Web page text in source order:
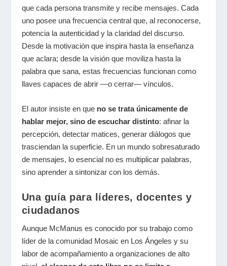
que cada persona transmite y recibe mensajes. Cada
uno posee una frecuencia central que, al reconocerse,
potencia la autenticidad y la claridad del discurso.
Desde la motivación que inspira hasta la enseñanza
que aclara; desde la visión que moviliza hasta la
palabra que sana, estas frecuencias funcionan como
llaves capaces de abrir —o cerrar— vínculos.
El autor insiste en que no se trata únicamente de
hablar mejor, sino de escuchar distinto: afinar la
percepción, detectar matices, generar diálogos que
trasciendan la superficie. En un mundo sobresaturado
de mensajes, lo esencial no es multiplicar palabras,
sino aprender a sintonizar con los demás.
Una guía para líderes, docentes y
ciudadanos
Aunque McManus es conocido por su trabajo como
líder de la comunidad Mosaic en Los Ángeles y su
labor de acompañamiento a organizaciones de alto